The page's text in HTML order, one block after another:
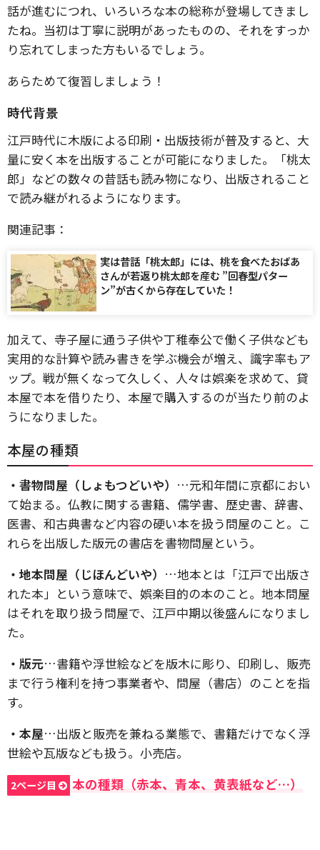
話が進むにつれ、いろいろな本の総称が登場してきまし
たね。当初は丁寧に説明があったものの、それをすっか
り忘れてしまった方もいるでしょう。
あらためて復習しましょう！
時代背景
江戸時代に木版による印刷・出版技術が普及すると、大
量に安く本を出版することが可能になりました。「桃太
郎」などの数々の昔話も読み物になり、出版されること
で読み継がれるようになります。
関連記事：
実は昔話「桃太郎」には、桃を食べたおばあ
さんが若返り桃太郎を産む ”回春型パター
ン”が古くから存在していた！
加えて、寺子屋に通う子供や丁稚奉公で働く子供なども
実用的な計算や読み書きを学ぶ機会が増え、識字率もア
ップ。戦が無くなって久しく、人々は娯楽を求めて、貸
本屋で本を借りたり、本屋で購入するのが当たり前のよ
うになりました。
本屋の種類
・書物問屋（しょもつどいや） …元和年間に京都におい
て始まる。仏教に関する書籍、儒学書、歴史書、辞書、
医書、和古典書など内容の硬い本を扱う問屋のこと。こ
れらを出版した版元の書店を書物問屋という。
・地本問屋（じほんどいや） …地本とは「江戸で出版さ
れた本」という意味で、娯楽目的の本のこと。地本問屋
はそれを取り扱う問屋で、江戸中期以後盛んになりまし
た。
・版元…書籍や浮世絵などを版木に彫り、印刷し、販売
まで行う権利を持つ事業者や、問屋（書店）のことを指
す。
・本屋…出版と販売を兼ねる業態で、書籍だけでなく浮
世絵や瓦版なども扱う。小売店。
2ページ目 本の種類（赤本、青本、黄表紙など…）